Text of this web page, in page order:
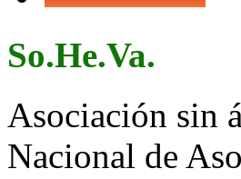
So.He.Va.
Asociación sin
Nacional de